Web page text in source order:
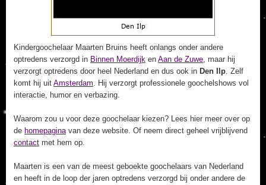
Kindergoochelaar Maarten Bruins heeft onlangs onder andere
optredens verzorgd in Binnen Moerdijk en Aan de Zuwe, maar hij
verzorgt optredens door heel Nederland en dus ook in Den Ilp. Zelf
komt hij uit Amsterdam. Hij verzorgt professionele goochelshows vol
interactie, humor en verbazing.
Waarom zou u voor deze goochelaar kiezen? Lees hier meer over op
de homepaginavan deze website. Of neem direct geheel vrijblijvend
contact met hem op.
Maarten is een van de meest geboekte goochelaars van Nederland
en heeft in de loop der jaren optredens verzorgd bij onder andere de